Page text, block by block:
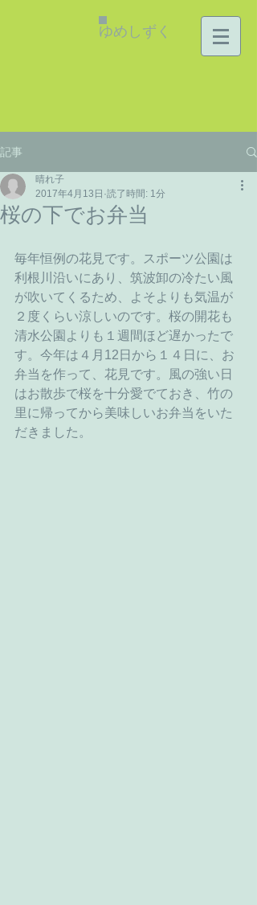
ゆめしずく
記事
桜の下でお弁当
晴れ子
2017年4月13日 読了時間: 1分
毎年恒例の花見です。スポーツ公園は
利根川沿いにあり、筑波卸の冷たい風
が吹いてくるため、よそよりも気温が
２度くらい涼しいのです。桜の開花も
清水公園よりも１週間ほど遅かったで
す。今年は４月12日から１４日に、お
弁当を作って、花見です。風の強い日
はお散歩で桜を十分愛でておき、竹の
里に帰ってから美味しいお弁当をいた
だきました。